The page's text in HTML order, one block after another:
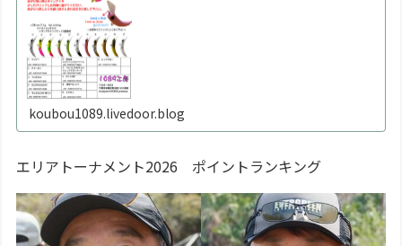
koubou1089.livedoor.blog
エリアトーナメント2026 ポイントランキング